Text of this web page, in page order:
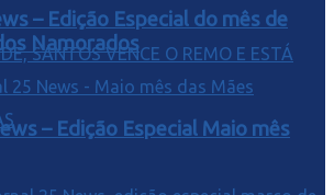
– Edição Especial do mês de
Namorados
– Edição Especial Maio mês